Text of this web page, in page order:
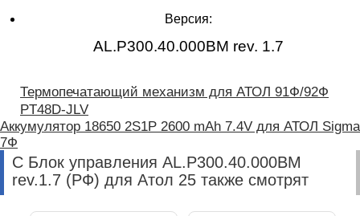
Версия:
AL.P300.40.000BM rev. 1.7
Термопечатающий механизм для АТОЛ 91Ф/92Ф
PT48D-JLV
Аккумулятор 18650 2S1P 2600 mAh 7.4V для АТОЛ Sigma
7Ф
С Блок управления AL.P300.40.000BM
rev.1.7 (РФ) для Атол 25 также смотрят